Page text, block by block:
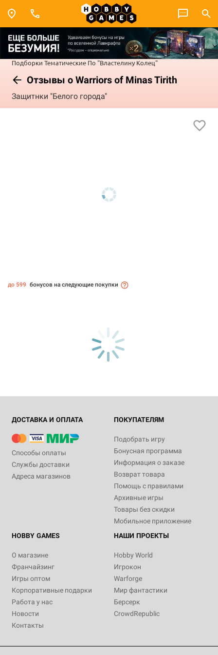
Подборки Тематические По "Властелину Колец"
Отзывы о Warriors of Minas Tirith
Защитнки "Белого города"
до 599 бонусов на следующие покупки
ДОСТАВКА И ОПЛАТА
Способы оплаты
Службы доставки
Адреса магазинов
ПОКУПАТЕЛЯМ
Подобрать игру
Бонусная программа
Информация о заказе
Возврат товара
Помощь с правилами
Архивные игры
Товары без скидки
Мобильное приложение
HOBBY GAMES
О магазине
Франчайзинг
Игры оптом
Корпоративные подарки
Работа у нас
Новости
Контакты
НАШИ ПРОЕКТЫ
Hobby World
Игрокон
Warforge
Мир фантастики
Берсерк
CrowdRepublic